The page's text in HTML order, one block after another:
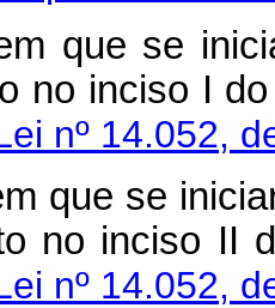
que se
no inciso I
nº 14.052,
que se
no inciso II
nº 14.052,